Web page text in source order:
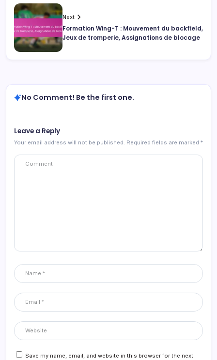
Next
Formation Wing-T : Mouvement du backfield,
Jeux de tromperie, Assignations de blocage
No Comment! Be the first one.
Leave a Reply
Your email address will not be published. Required fields are marked *
Save my name, email, and website in this browser for the next